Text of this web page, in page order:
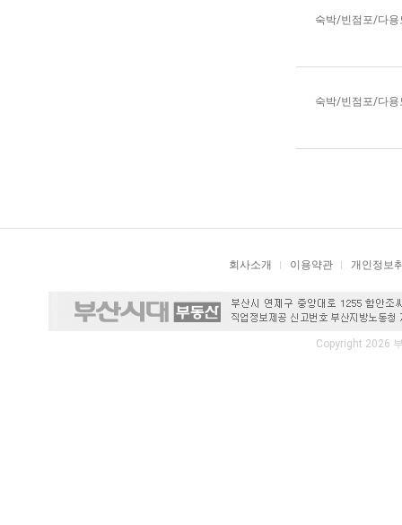
숙박/빈점포/다
숙박/빈점포/다
회사소개 이용약관 개인정보
Copyright 2026